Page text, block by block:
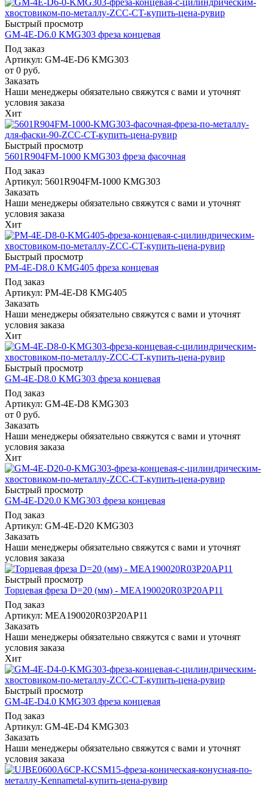
Быстрый просмотр
GM-4E-D6.0 KMG303 фреза концевая
Под заказ
Артикул: GM-4E-D6 KMG303
от 0 руб.
Заказать
Наши менеджеры обязательно свяжутся с вами и уточнят
условия заказа
Хит
Быстрый просмотр
5601R904FM-1000 KMG303 фреза фасочная
Под заказ
Артикул: 5601R904FM-1000 KMG303
Заказать
Наши менеджеры обязательно свяжутся с вами и уточнят
условия заказа
Хит
Быстрый просмотр
PM-4E-D8.0 KMG405 фреза концевая
Под заказ
Артикул: PM-4E-D8 KMG405
Заказать
Наши менеджеры обязательно свяжутся с вами и уточнят
условия заказа
Хит
Быстрый просмотр
GM-4E-D8.0 KMG303 фреза концевая
Под заказ
Артикул: GM-4E-D8 KMG303
от 0 руб.
Заказать
Наши менеджеры обязательно свяжутся с вами и уточнят
условия заказа
Хит
Быстрый просмотр
GM-4E-D20.0 KMG303 фреза концевая
Под заказ
Артикул: GM-4E-D20 KMG303
Заказать
Наши менеджеры обязательно свяжутся с вами и уточнят
условия заказа
Быстрый просмотр
Торцевая фреза D=20 (мм) - MEA190020R03P20AP11
Под заказ
Артикул: MEA190020R03P20AP11
Заказать
Наши менеджеры обязательно свяжутся с вами и уточнят
условия заказа
Хит
Быстрый просмотр
GM-4E-D4.0 KMG303 фреза концевая
Под заказ
Артикул: GM-4E-D4 KMG303
Заказать
Наши менеджеры обязательно свяжутся с вами и уточнят
условия заказа